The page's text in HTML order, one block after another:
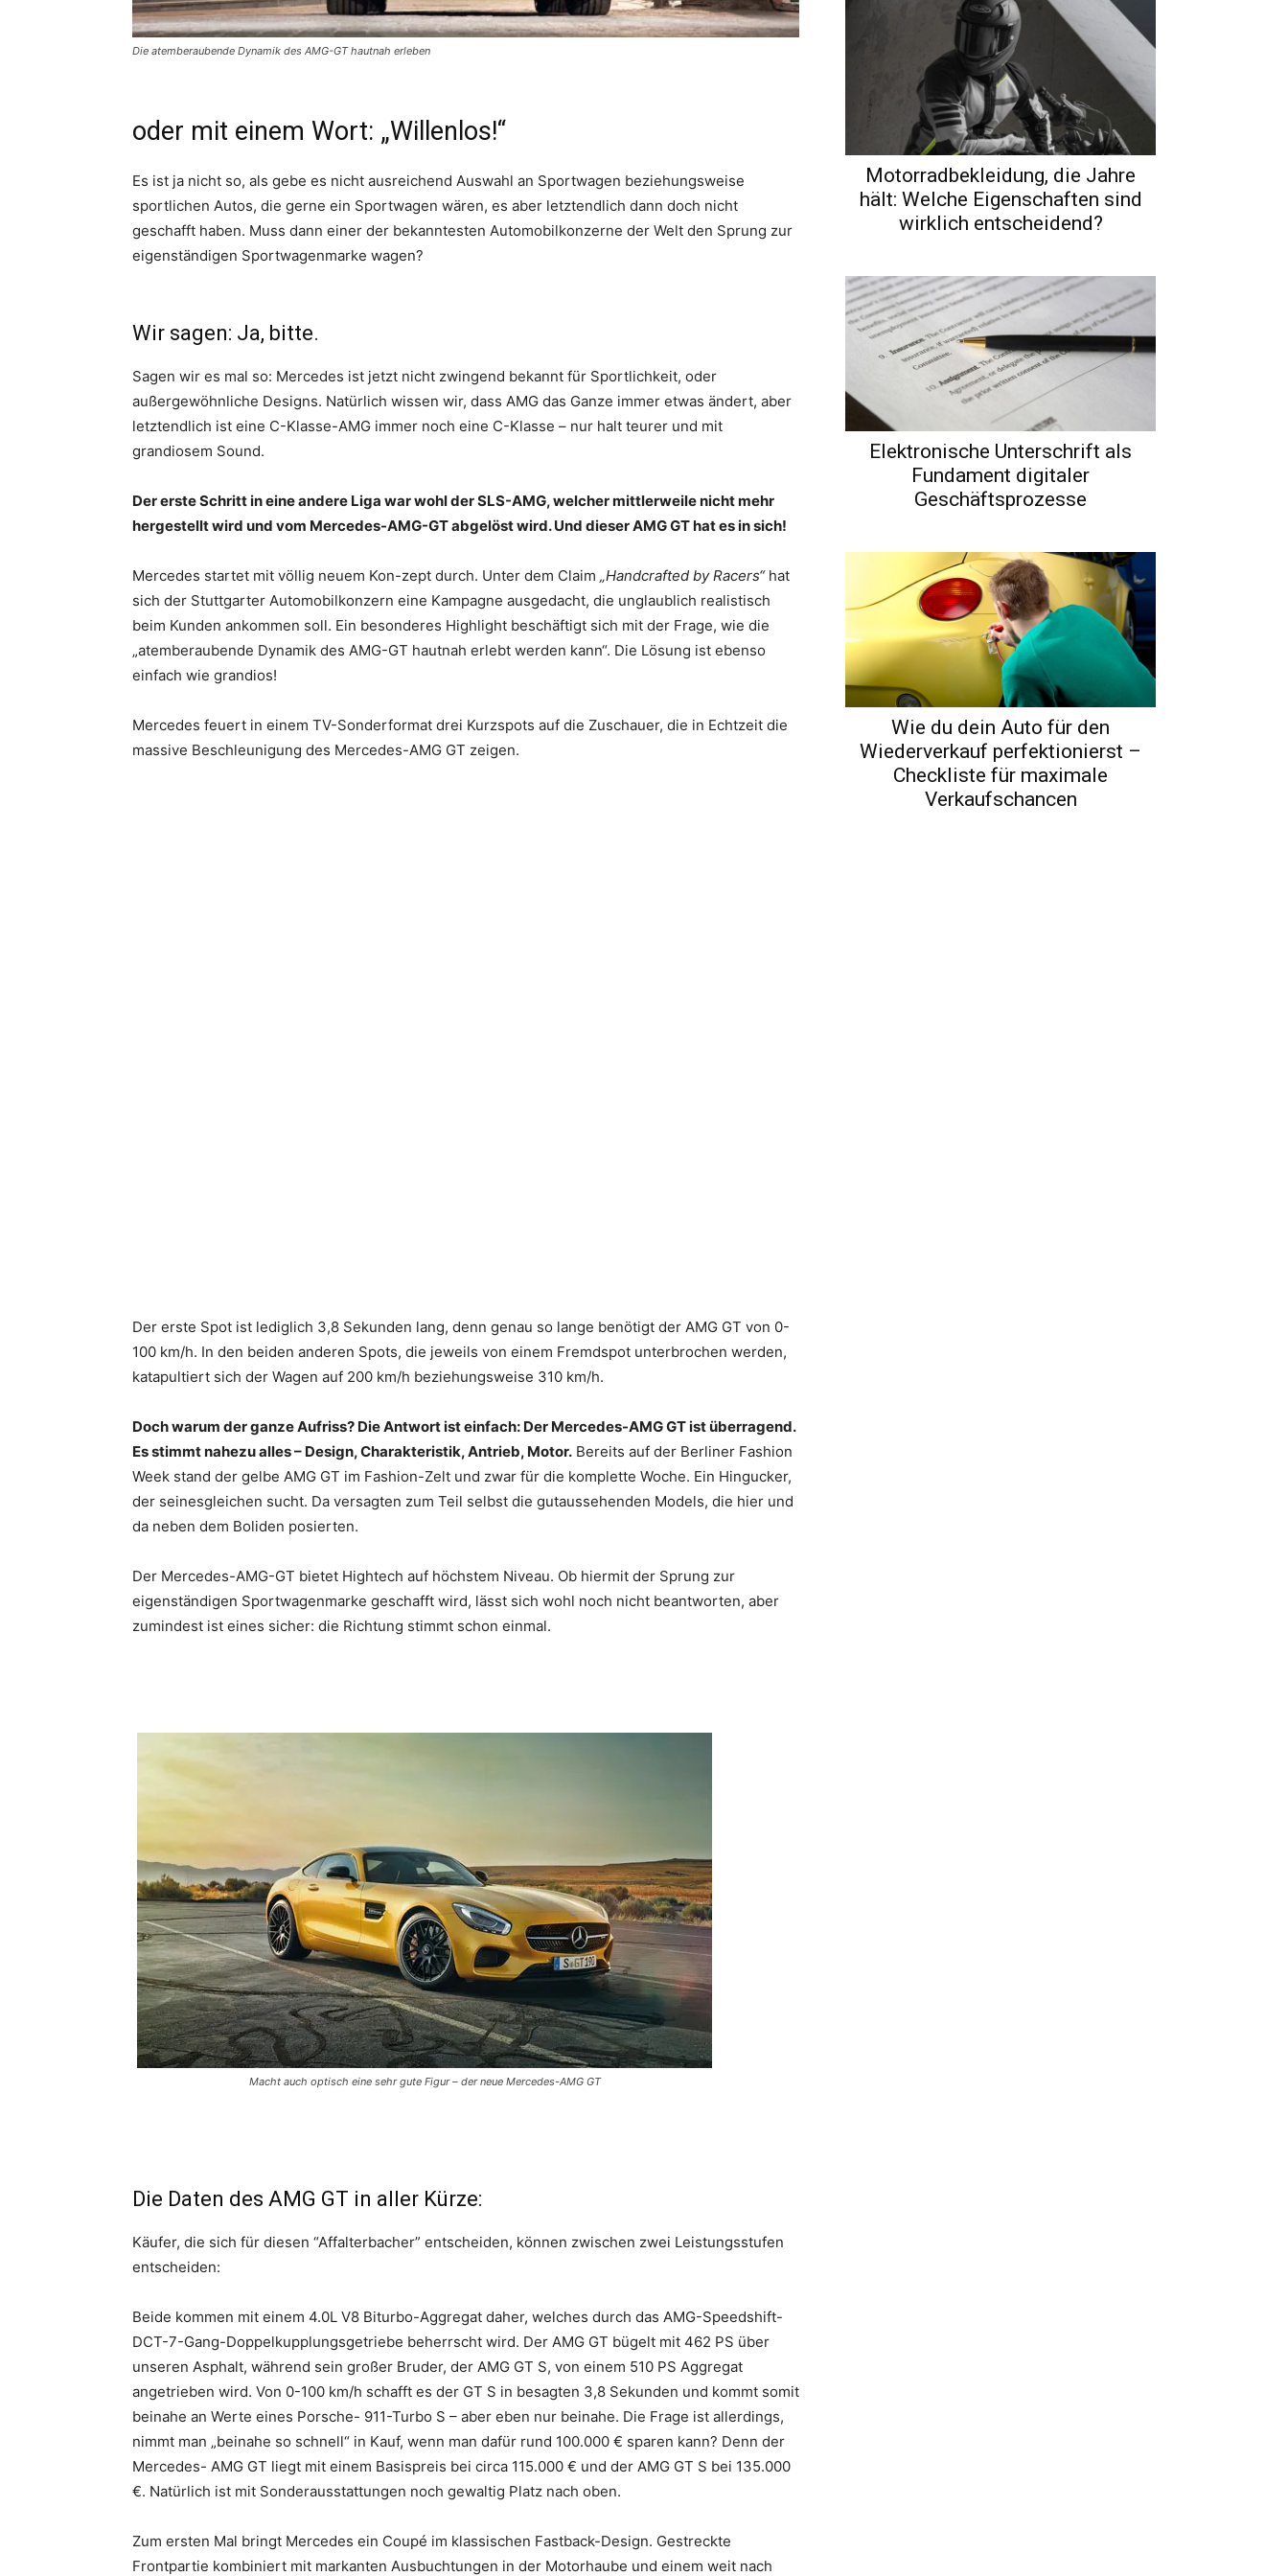
Die atemberaubende Dynamik des AMG-GT hautnah erleben
oder mit einem Wort: „Willenlos!“
Es ist ja nicht so, als gebe es nicht ausreichend Auswahl an Sportwagen beziehungsweise
sportlichen Autos, die gerne ein Sportwagen wären, es aber letztendlich dann doch nicht
geschafft haben. Muss dann einer der bekanntesten Automobilkonzerne der Welt den Sprung zur
eigenständigen Sportwagenmarke wagen?
Wir sagen: Ja, bitte.
Sagen wir es mal so: Mercedes ist jetzt nicht zwingend bekannt für Sportlichkeit, oder
außergewöhnliche Designs. Natürlich wissen wir, dass AMG das Ganze immer etwas ändert, aber
letztendlich ist eine C-Klasse-AMG immer noch eine C-Klasse – nur halt teurer und mit
grandiosem Sound.
Der erste Schritt in eine andere Liga war wohl der SLS-AMG, welcher mittlerweile nicht mehr
hergestellt wird und vom Mercedes-AMG-GT abgelöst wird. Und dieser AMG GT hat es in sich!
Mercedes startet mit völlig neuem Kon-zept durch. Unter dem Claim „Handcrafted by Racers“hat
sich der Stuttgarter Automobilkonzern eine Kampagne ausgedacht, die unglaublich realistisch
beim Kunden ankommen soll. Ein besonderes Highlight beschäftigt sich mit der Frage, wie die
„atemberaubende Dynamik des AMG-GT hautnah erlebt werden kann“. Die Lösung ist ebenso
einfach wie grandios!
Mercedes feuert in einem TV-Sonderformat drei Kurzspots auf die Zuschauer, die in Echtzeit die
massive Beschleunigung des Mercedes-AMG GT zeigen.
Der erste Spot ist lediglich 3,8 Sekunden lang, denn genau so lange benötigt der AMG GT von 0-
100 km/h. In den beiden anderen Spots, die jeweils von einem Fremdspot unterbrochen werden,
katapultiert sich der Wagen auf 200 km/h beziehungsweise 310 km/h.
Doch warum der ganze Aufriss? Die Antwort ist einfach: Der Mercedes-AMG GT ist überragend.
Es stimmt nahezu alles – Design, Charakteristik, Antrieb, Motor. Bereits auf der Berliner Fashion
Week stand der gelbe AMG GT im Fashion-Zelt und zwar für die komplette Woche. Ein Hingucker,
der seinesgleichen sucht. Da versagten zum Teil selbst die gutaussehenden Models, die hier und
da neben dem Boliden posierten.
Der Mercedes-AMG-GT bietet Hightech auf höchstem Niveau. Ob hiermit der Sprung zur
eigenständigen Sportwagenmarke geschafft wird, lässt sich wohl noch nicht beantworten, aber
zumindest ist eines sicher: die Richtung stimmt schon einmal.
Macht auch optisch eine sehr gute Figur – der neue Mercedes-AMG GT
Die Daten des AMG GT in aller Kürze:
Käufer, die sich für diesen “Affalterbacher” entscheiden, können zwischen zwei Leistungsstufen
entscheiden:
Beide kommen mit einem 4.0L V8 Biturbo-Aggregat daher, welches durch das AMG-Speedshift-
DCT-7-Gang-Doppelkupplungsgetriebe beherrscht wird. Der AMG GT bügelt mit 462 PS über
unseren Asphalt, während sein großer Bruder, der AMG GT S, von einem 510 PS Aggregat
angetrieben wird. Von 0-100 km/h schafft es der GT S in besagten 3,8 Sekunden und kommt somit
beinahe an Werte eines Porsche- 911-Turbo S – aber eben nur beinahe. Die Frage ist allerdings,
nimmt man „beinahe so schnell“ in Kauf, wenn man dafür rund 100.000 € sparen kann? Denn der
Mercedes- AMG GT liegt mit einem Basispreis bei circa 115.000 € und der AMG GT S bei 135.000
€. Natürlich ist mit Sonderausstattungen noch gewaltig Platz nach oben.
Zum ersten Mal bringt Mercedes ein Coupé im klassischen Fastback-Design. Gestreckte
Frontpartie kombiniert mit markanten Ausbuchtungen in der Motorhaube und einem weit nach
Motorradbekleidung, die Jahre
hält: Welche Eigenschaften sind
wirklich entscheidend?
Elektronische Unterschrift als
Fundament digitaler
Geschäftsprozesse
Wie du dein Auto für den
Wiederverkauf perfektionierst –
Checkliste für maximale
Verkaufschancen